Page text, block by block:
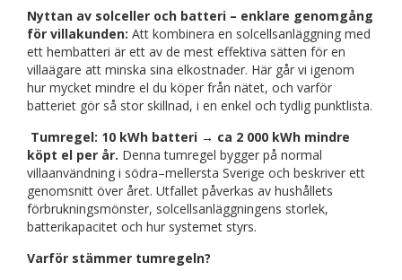
Nyttan av solceller och batteri – enklare genomgång
för villakunden: Att kombinera en solcellsanläggning med
ett hembatteri är ett av de mest effektiva sätten för en
villaägare att minska sina elkostnader. Här går vi igenom
hur mycket mindre el du köper från nätet, och varför
batteriet gör så stor skillnad, i en enkel och tydlig punktlista.
Tumregel: 10 kWh batteri → ca 2 000 kWh mindre
köpt el per år. Denna tumregel bygger på normal
villaanvändning i södra–mellersta Sverige och beskriver ett
genomsnitt över året. Utfallet påverkas av hushållets
förbrukningsmönster, solcellsanläggningens storlek,
batterikapacitet och hur systemet styrs.
Varför stämmer tumregeln?